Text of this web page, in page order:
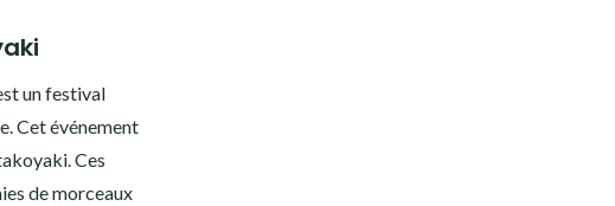
un festival
Cet événement
Ces
de morceaux